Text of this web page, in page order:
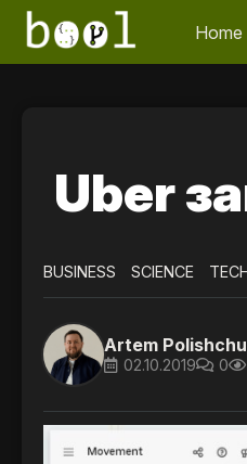
Home
Uber
BUSINESS SCIENCE
Artem
02.10.2019 0